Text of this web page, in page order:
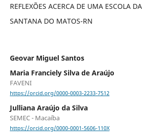
REFLEXÕES ACERCA DE UMA ESCOLA
SANTANA DO MATOS-RN
Geovar Miguel Santos
Maria Franciely Silva de Araújo
FAVENI
https://orcid.org/0000-0003-2233-7512
Julliana Araújo da Silva
SEMEC - Macaíba
https://orcid.org/0000-0001-5606-110X